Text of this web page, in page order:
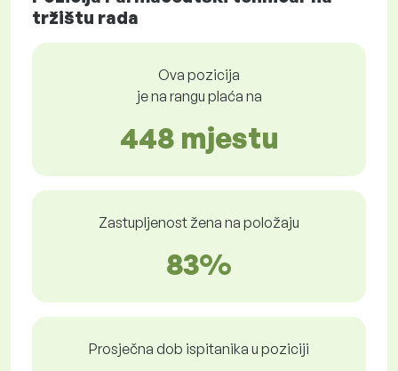
tržištu rada
Ova pozicija
je na rangu plaća na
448 mjestu
Zastupljenost žena na položaju
83%
Prosječna dob ispitanika u poziciji